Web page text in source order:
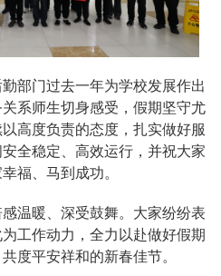
部门过去一年为学校发展作出
系师生切身感受，假期坚守尤
高度负责的态度，扎实做好服
全稳定、高效运行，并祝大家
福、马到成功。
温暖、深受鼓舞。大家纷纷表
工作动力，全力以赴做好假期
度平安祥和的新春佳节。